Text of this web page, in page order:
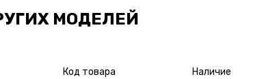
МОДЕЛЕЙ
Код товара Наличие